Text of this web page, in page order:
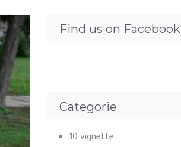
Find us on Facebook
Categorie
10 vignette